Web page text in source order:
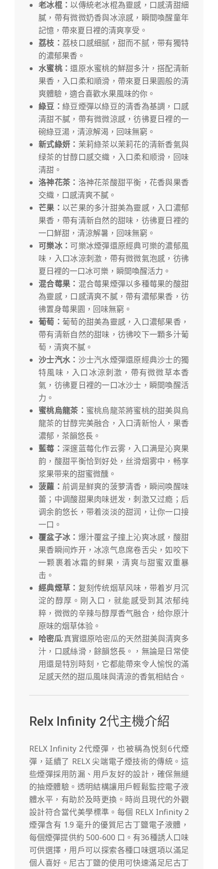
老冰棍：以傳統老冰棍為靈感，口感清甜細
膩，帶有微微奶香與冰涼感，瞬間喚醒童年
記憶，帶來夏日裡的清爽享受。
荔枝： 荔枝口感细腻，甜而不腻，带有獨特
的濃郁果香。
水蜜桃：還原水蜜桃的鮮甜多汁，搭配清新
果香，入口柔和順滑，帶來夏日果園般的清
爽體驗，適合喜歡水果風味的你。
綠豆： 綠豆煙彈以綠豆的清香為基調，口感
清甜不膩，帶有微微涼感，彷彿夏日裡的一
碗綠豆湯，清涼解渴，回味無窮。
新式綠妍： 茉莉綠茶以茉莉花的清新香氣與
绿茶的甘醇口感交織，入口柔和顺滑，回味
清甜。
洛神花茶： 洛神花茶酸甜平衡，花香與果香
交織，口感清爽不膩。
芒果： 以芒果的多汁甜美為靈感，入口濃郁
果香，帶有清新自然的甜味，彷彿夏日裡的
一口鮮甜，清涼解暑，回味無窮。
可樂冰： 可樂冰煙彈還原經典可樂的濃郁風
味，入口冰涼刺激，帶有微微氣泡感，彷彿
夏日裡的一口冰可樂，瞬間喚醒活力。
混合莓果： 混合莓果煙彈以多種莓果的酸甜
為靈感，口感清爽不膩，帶有濃郁果香，彷
彿置身莓果園，回味無窮。
葡萄： 葡萄的甜美為靈感，入口濃郁果香，
帶有清新自然的甜味，彷彿咬下一顆多汁葡
萄，清爽不膩。
沙士汽水： 沙士汽水煙彈還原經典沙士的獨
特風味，入口冰涼刺激，帶有微微草本香
氣，彷彿夏日裡的一口冰沙士，瞬間喚醒活
力。
蜜桃烏龍茶： 蜜桃烏龍茶將蜜桃的甜美與烏
龍茶的甘醇完美融合，入口清新怡人，果香
濃郁，茶韻悠長。
藍莓： 深邃蓝莓化作云雾，入口满是沁爽果
韵，酸甜平衡恰到好处，丝滑烟雾中，畅享
浆果带来的甜蜜微醺。
菠蘿： 前调是鲜爽的菠萝清香，瞬间唤醒味
蕾；中调酸甜果肉味迸发，刺激又过瘾；后
调余韵悠长，带着淡淡的甜润，让你一口接
一口。
覆盆子冰： 爆汁覆盆子撞上沁爽冰感，酸甜
果香瞬间炸开，冰凉气息席卷舌尖，如咬下
一颗裹着冰霜的鲜果，清爽与甜蜜双重暴
击。
經典煙草： 复刻传统烟草风味，带着岁月沉
淀的醇厚。刚入口，就能感受到其浓郁纯
粹，微微的辛辣与醇厚香气融合，给你原汁
原味的烟草体验。
哈密瓜:真實還原哈密瓜的天然甜美與清爽多
汁，口感絲滑，餘韻悠長。，無論是日常使
用還是特別時刻，它都能帶來令人愉悅的滿
足感天然的甜瓜風味與清涼的香氣相結合。
Relx Infinity 2代主機介紹
RELX Infinity 2代煙彈，也被稱為悦刻6代煙
彈，延續了 RELX 尖端電子煙技術的傳統。這
些煙彈採用防漏、用戶友好的設計，確保無縫
的抽煙體驗。透明結構讓用戶輕鬆監控電子液
體水平，有助於及時更換。時尚且現代的外觀
設計符合當代美學標準。每個 RELX Infinity 2
煙彈含有 1.9 毫升的優質尼古丁鹽電子液體，
每個煙彈提供約 500-600 口。有36種誘人口味
可供選擇，用戶可以探索各種口味選項以滿足
個人喜好。尼古丁鹽的使用可快速滿足尼古丁